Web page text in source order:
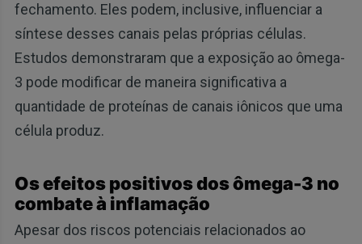
fechamento. Eles podem, inclusive, influenciar a
síntese desses canais pelas próprias células.
Estudos demonstraram que a exposição ao ômega-
3 pode modificar de maneira significativa a
quantidade de proteínas de canais iônicos que uma
célula produz.
Os efeitos positivos dos ômega-3 no
combate à inflamação
Apesar dos riscos potenciais relacionados ao